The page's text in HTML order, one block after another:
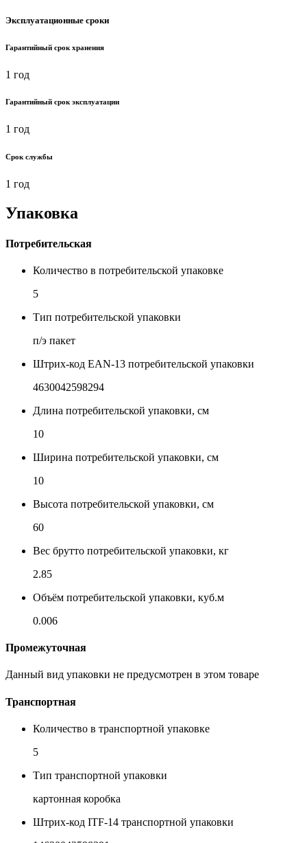
Эксплуатационные сроки
Гарантийный срок хранения
1 год
Гарантийный срок эксплуатации
1 год
Срок службы
1 год
Упаковка
Потребительская
Количество в потребительской упаковке
5
Тип потребительской упаковки
п/э пакет
Штрих-код EAN-13 потребительской упаковки
4630042598294
Длина потребительской упаковки, см
10
Ширина потребительской упаковки, см
10
Высота потребительской упаковки, см
60
Вес брутто потребительской упаковки, кг
2.85
Объём потребительской упаковки, куб.м
0.006
Промежуточная
Данный вид упаковки не предусмотрен в этом товаре
Транспортная
Количество в транспортной упаковке
5
Тип транспортной упаковки
картонная коробка
Штрих-код ITF-14 транспортной упаковки